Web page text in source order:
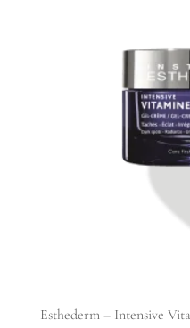
Esthederm – Intensive